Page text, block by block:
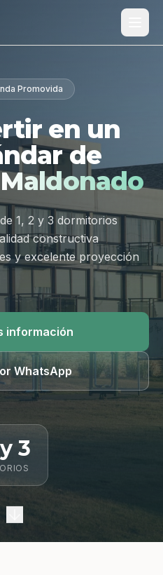
WhatsApp
Promovida
en un
de
Maldonado
1, 2 y 3 dormitorios
constructiva
y excelente proyección
información
WhatsApp
3